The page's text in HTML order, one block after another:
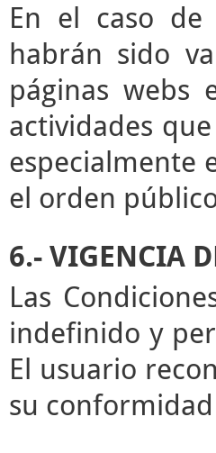
En el caso
habrán sido
páginas webs
actividades
especialmente
el orden
6.- VIGENCIA
Las
indefinido y
El usuario
su